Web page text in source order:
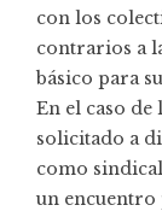
con los
contrarios a
básico para
En el caso
solicitado a
como
un